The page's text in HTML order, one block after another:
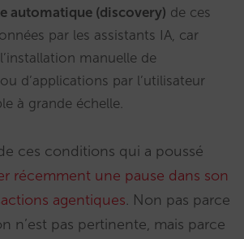
automatique (discovery) de ces
par les assistants IA, car
manuelle de
d’applications par l’utilisateur
à grande échelle.
ces conditions qui a poussé
récemment une pause dans son
agentiques. Non pas parce
n’est pas pertinente, mais parce